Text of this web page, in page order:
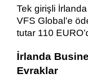
Tek girişli
VFS Global’e
tutar 110
İrlanda
Evraklar